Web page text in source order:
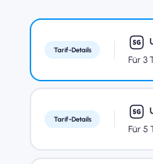
Tarif-Details
Für 3
Tarif-Details
Für 5